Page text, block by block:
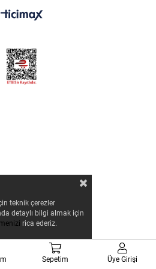
teknik çerezler
detaylı bilgi almak için
rica ederiz.
Sepetim Üye Girişi